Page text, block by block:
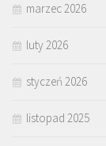
marzec 2026
luty 2026
styczeń 2026
listopad 2025